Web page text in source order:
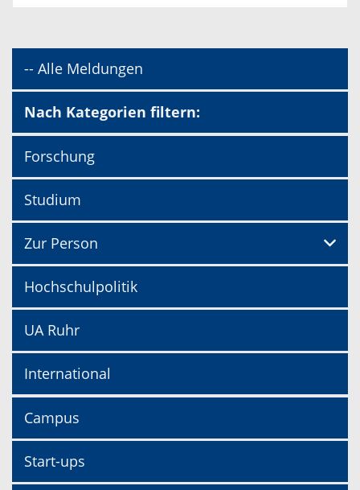
-- Alle Meldungen
Nach Kategorien filtern:
Forschung
Studium
Zur Person
Hochschulpolitik
UA Ruhr
International
Campus
Start-ups